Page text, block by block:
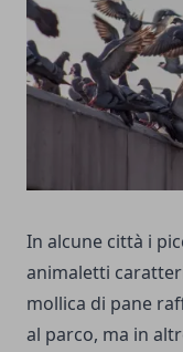
In alcune città i
animaletti
mollica di pane
al parco, ma in